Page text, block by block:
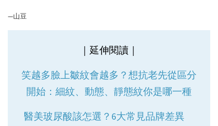
—山豆
｜延伸閱讀｜
笑越多臉上皺紋會越多？想抗老先從區分
開始：細紋、動態、靜態紋你是哪一種
醫美玻尿酸該怎選？6大常見品牌差異